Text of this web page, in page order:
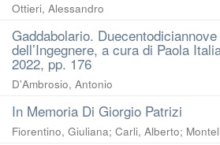
Ottieri, Alessandro
Gaddabolario.
dell’Ingegnere, a cura di Paola
2022, pp. 176
D'Ambrosio, Antonio
In Memoria Di Giorgio Patrizi
Fiorentino, Giuliana; Carli, Alberto;